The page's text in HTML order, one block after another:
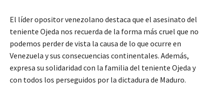
El líder opositor venezolano destaca que el asesinato del
teniente Ojeda nos recuerda de la forma más cruel que no
podemos perder de vista la causa de lo que ocurre en
Venezuela y sus consecuencias continentales. Además,
expresa su solidaridad con la familia del teniente Ojeda y
con todos los perseguidos por la dictadura de Maduro.